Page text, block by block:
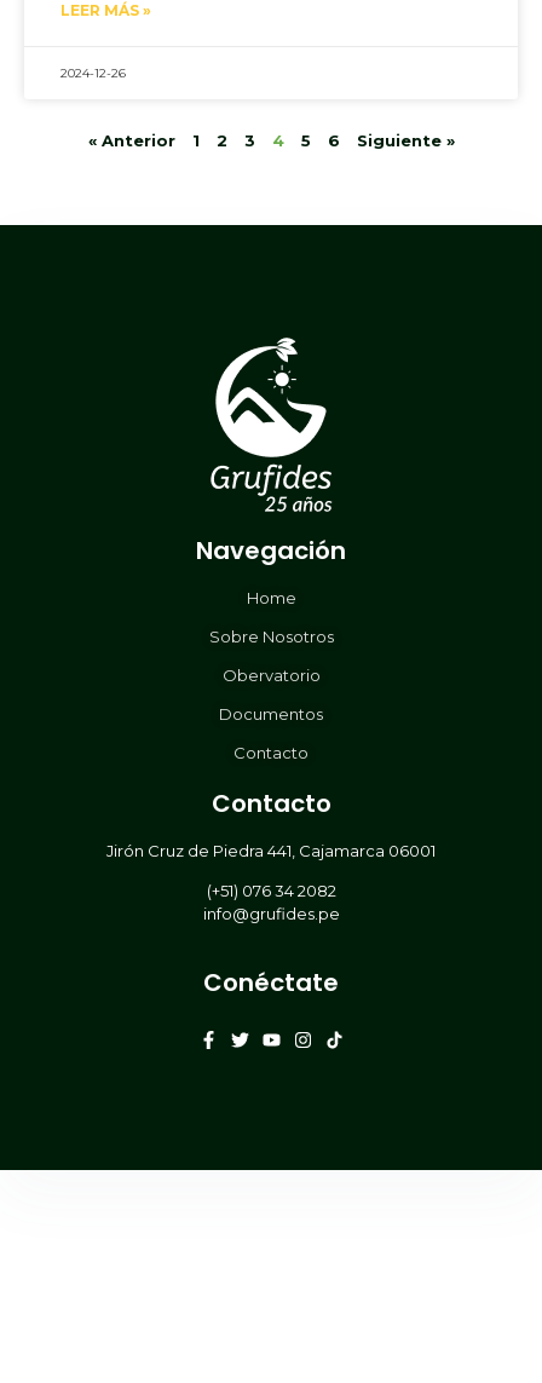
LEER MÁS »
2024-12-26
« Anterior 1 2 3 4 5 6 Siguiente »
Navegación
Home
Sobre Nosotros
Obervatorio
Documentos
Contacto
Contacto
Jirón Cruz de Piedra 441, Cajamarca 06001
(+51) 076 34 2082
info@grufides.pe
Conéctate